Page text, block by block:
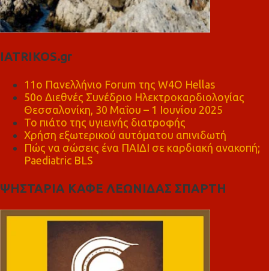
IATRIKOS.gr
11ο Πανελλήνιο Forum της W4O Hellas
50ο Διεθνές Συνέδριο Ηλεκτροκαρδιολογίας
Θεσσαλονίκη, 30 Μαΐου – 1 Ιουνίου 2025
Το πιάτο της υγιεινής διατροφής
Χρήση εξωτερικού αυτόματου απινιδωτή
Πώς να σώσεις ένα ΠΑΙΔΙ σε καρδιακή ανακοπή;
Paediatric BLS
ΨΗΣΤΑΡΙΑ ΚΑΦΕ ΛΕΩΝΙΔΑΣ ΣΠΑΡΤΗ